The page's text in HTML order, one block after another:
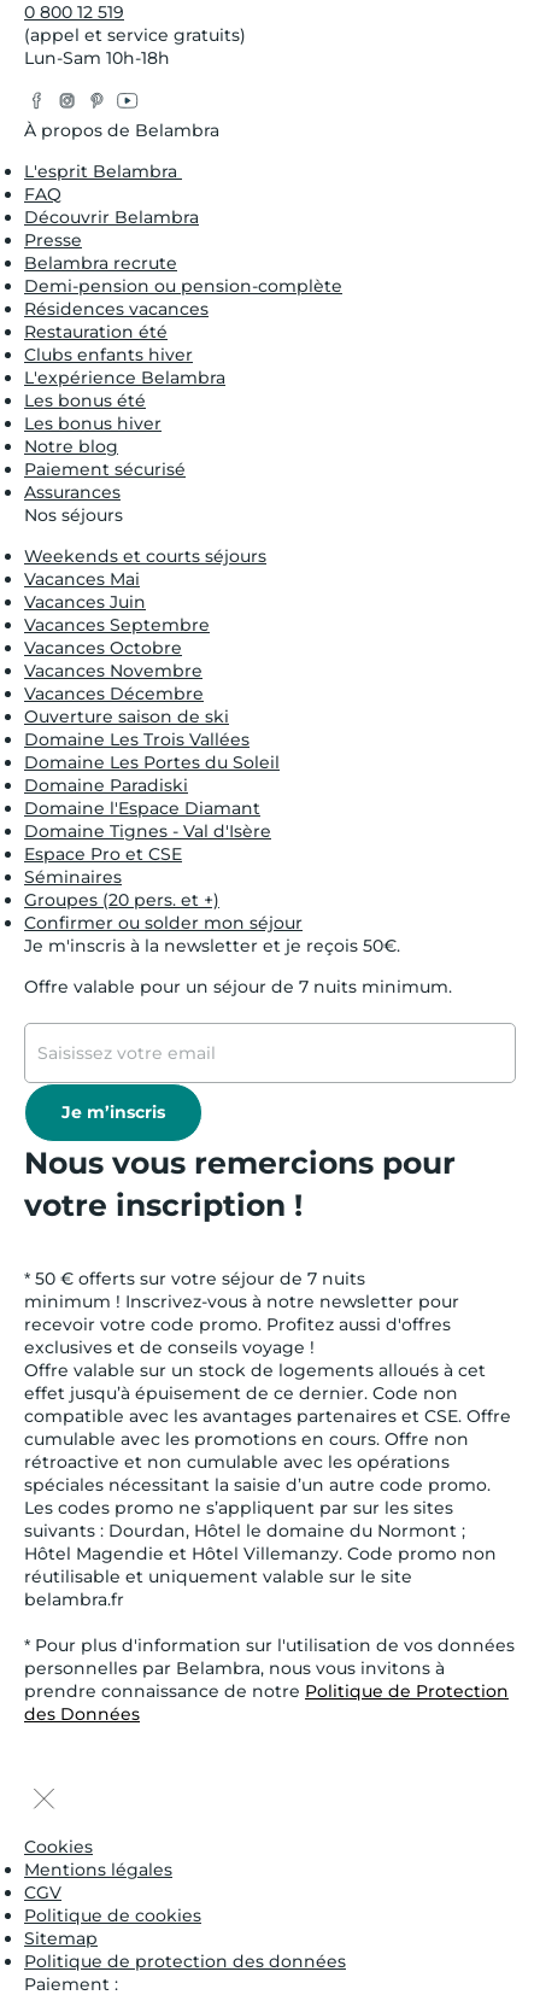
0 800 12 519
(appel et service gratuits)
Lun-Sam 10h-18h
Facebook
Instagram
Pinterest
YouTube
À propos de Belambra
L'esprit Belambra
FAQ
Découvrir Belambra
Presse
Belambra recrute
Demi-pension ou pension-complète
Résidences vacances
Restauration été
Clubs enfants hiver
L'expérience Belambra
Les bonus été
Les bonus hiver
Notre blog
Paiement sécurisé
Assurances
Nos séjours
Weekends et courts séjours
Vacances Mai
Vacances Juin
Vacances Septembre
Vacances Octobre
Vacances Novembre
Vacances Décembre
Ouverture saison de ski
Domaine Les Trois Vallées
Domaine Les Portes du Soleil
Domaine Paradiski
Domaine l'Espace Diamant
Domaine Tignes - Val d'Isère
Espace Pro et CSE
Séminaires
Groupes (20 pers. et +)
Confirmer ou solder mon séjour
Je m'inscris à la newsletter et je reçois 50€.
Offre valable pour un séjour de 7 nuits minimum.
Je m’inscris
Nous vous remercions pour
votre inscription !
* 50 € offerts sur votre séjour de 7 nuits
minimum ! Inscrivez-vous à notre newsletter pour
recevoir votre code promo. Profitez aussi d'offres
exclusives et de conseils voyage !
Offre valable sur un stock de logements alloués à cet
effet jusqu’à épuisement de ce dernier. Code non
compatible avec les avantages partenaires et CSE. Offre
cumulable avec les promotions en cours. Offre non
rétroactive et non cumulable avec les opérations
spéciales nécessitant la saisie d’un autre code promo.
Les codes promo ne s’appliquent par sur les sites
suivants : Dourdan, Hôtel le domaine du Normont ;
Hôtel Magendie et Hôtel Villemanzy. Code promo non
réutilisable et uniquement valable sur le site
belambra.fr
* Pour plus d'information sur l'utilisation de vos données
personnelles par Belambra, nous vous invitons à
prendre connaissance de notre Politique de Protection
des Données
Cookies
Mentions légales
CGV
Politique de cookies
Sitemap
Politique de protection des données
Paiement :